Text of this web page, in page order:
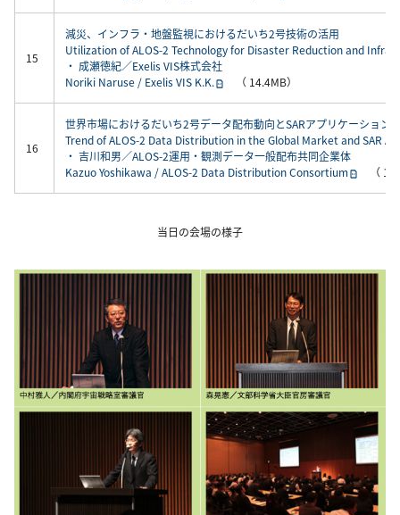
15
減災、インフラ・地盤監視におけるだいち2号技術の活用
Utilization of ALOS-2 Technology for Disaster Reduction and
・ 成瀬徳紀／Exelis VIS株式会社
Noriki Naruse / Exelis VIS K.K.
（ 14.4MB）
16
世界市場におけるだいち2号データ配布動向とSARアプリケーション
Trend of ALOS-2 Data Distribution in the Global Market and SAR
・ 吉川和男／ALOS-2運用・観測データ一般配布共同企業体
Kazuo Yoshikawa / ALOS-2 Data Distribution Consortium
（
当日の会場の様子